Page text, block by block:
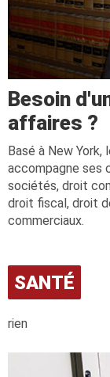
Besoin
affaires ?
Basé à New
accompagne ses
sociétés, droit
droit fiscal, droit
commerciaux.
SANTÉ
rien